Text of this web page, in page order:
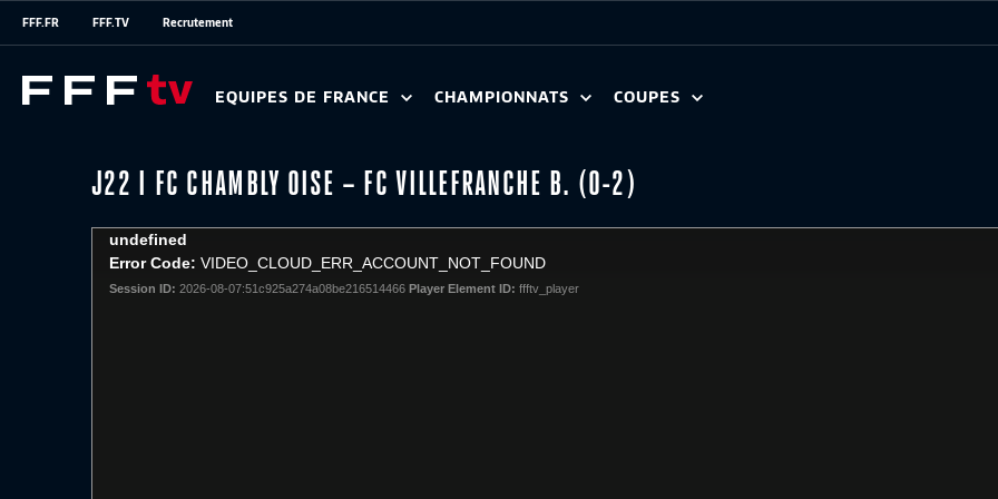
FFF.FR FFF.TV Recrutement
EQUIPES DE FRANCE CHAMPIONNATS COUPES
J22 I FC CHAMBLY OISE – FC VILLEFRANCHE B. (0-2)
This
undefined
Error Code: VIDEO_CLOUD_ERR_ACCOUNT_NOT_FOUND
Session ID: 2026-08-07:51c925a274a08be216514466 Player Element ID: ffftv_player